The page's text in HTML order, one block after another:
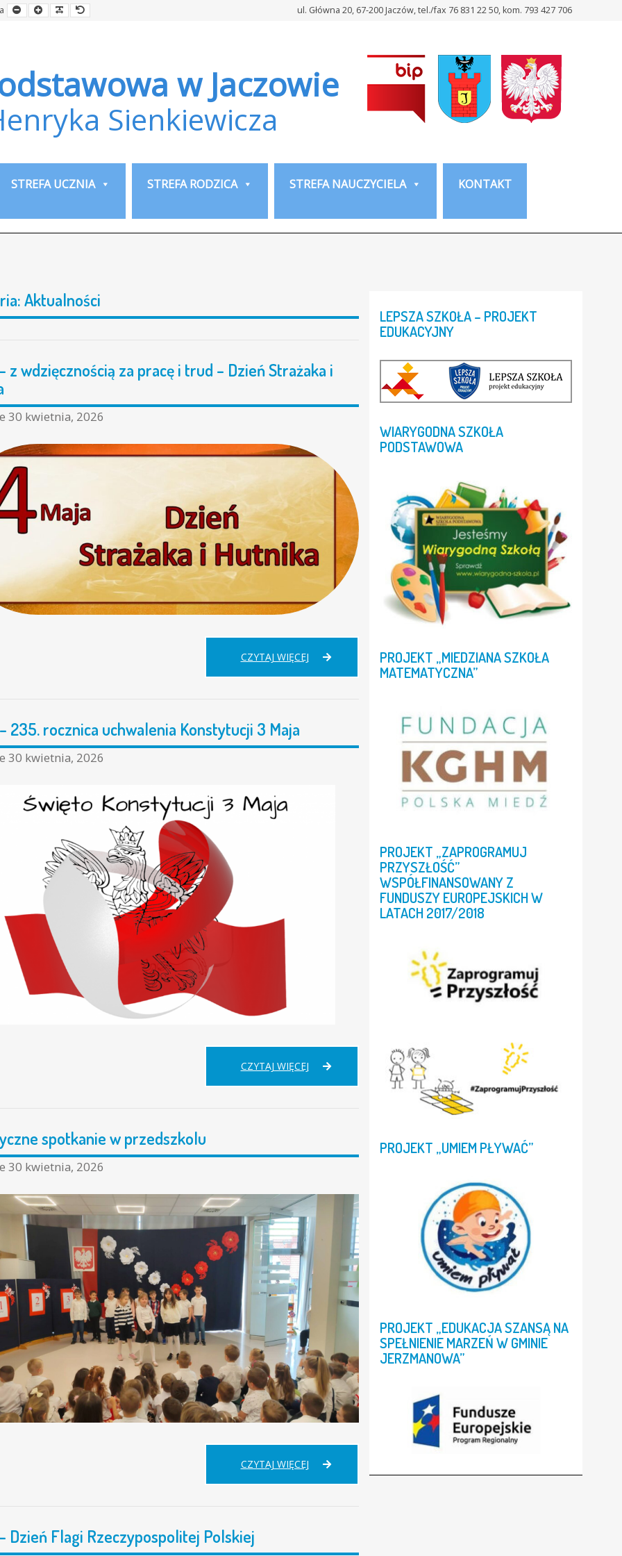
Smaller
Font
Larger
Font
Readable
Font
Default
Font ul. Główna 20, 67-200 Jaczów, tel./fax 76 831 22 50, kom. 793 427 706
w Jaczowie
Sienkiewicza
STREFA UCZNIA STREFA RODZICA STREFA NAUCZYCIELA KONTAKT
Aktualności
z wdzięcznością za pracę i trud – Dzień Strażaka i
30 kwietnia, 2026
CZYTAJ WIĘCEJ4
235. rocznica uchwalenia Konstytucji 3 Maja
30 kwietnia, 2026
CZYTAJ WIĘCEJ3
spotkanie w przedszkolu
30 kwietnia, 2026
CZYTAJ WIĘCEJPATRIOTYCZNE
Dzień Flagi Rzeczypospolitej Polskiej
LEPSZASZKOŁA – PROJEKT
EDUKACYJNY
WIARYGODNASZKOŁA
PODSTAWOWA
PROJEKT „MIEDZIANASZKOŁA
MATEMATYCZNA”
PROJEKT „ZAPROGRAMUJ
PRZYSZŁOŚĆ”
WSPÓŁFINANSOWANY Z
FUNDUSZY EUROPEJSKICHW
LATACH 2017/2018
PROJEKT „UMIEM PŁYWAĆ”
PROJEKT „EDUKACJASZANSĄ NA
SPEŁNIENIE MARZEŃW GMINIE
JERZMANOWA”